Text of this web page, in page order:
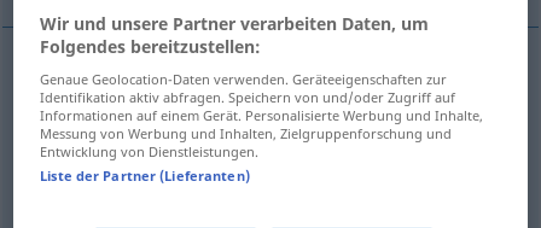
reinforce verstärken Mauer etc, Gewebe mit
Nylon etc
Wir und unsere Partner verarbeiten Daten, um
Folgendes bereitzustellen:
Genaue Geolocation-Daten verwenden. Geräteeigenschaften zur
Identifikation aktiv abfragen. Speichern von und/oder Zugriff auf
Informationen auf einem Gerät. Personalisierte Werbung und Inhalte,
Messung von Werbung und Inhalten, Zielgruppenforschung und
Entwicklung von Dienstleistungen.
Liste der Partner (Lieferanten)